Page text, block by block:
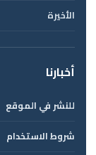
الأخيرة
أخبارنا
للنشر في الموقع
شروط الاستخدام